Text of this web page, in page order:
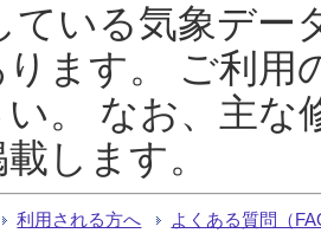
いる気象デー
ます。 ご利用
。 なお、主な
します。
利用される方へ よくある質問（